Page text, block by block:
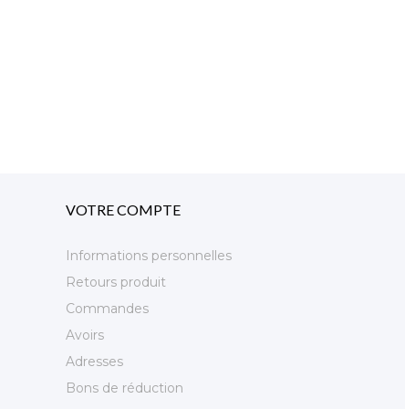
VOTRE COMPTE
Informations personnelles
Retours produit
Commandes
Avoirs
Adresses
Bons de réduction